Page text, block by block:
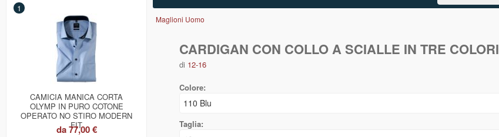
1
CAMICIA MANICA CORTA
OLYMP IN PURO COTONE
OPERATO NO STIRO MODERN
FIT
da77,00 €
Maglioni Uomo
CARDIGAN CON COLLO A SCIALLE IN TRE COLORI
di 12-16
Colore:
Taglia: